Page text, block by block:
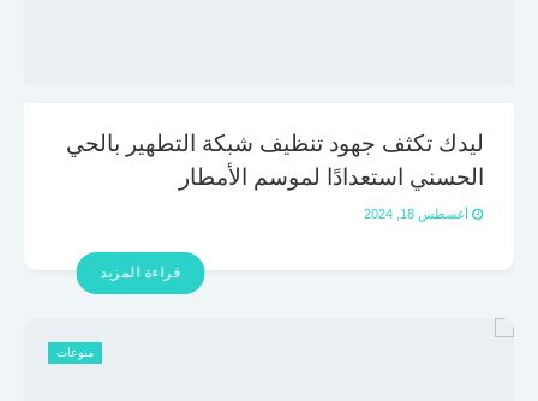
ليدك تكثف جهود تنظيف شبكة التطهير بالحي
الحسني استعدادًا لموسم الأمطار
أغسطس 18, 2024
قراءة المزيد
منوعات